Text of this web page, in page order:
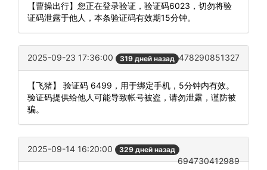
【曹操出行】您正在登录验证，验证码6023，切勿将验
证码泄露于他人，本条验证码有效期15分钟。
2025-09-23 17:36:00 319 дней назад 478290851327
【飞猪】 验证码 6499，用于绑定手机，5分钟内有效。
验证码提供给他人可能导致帐号被盗，请勿泄露，谨防被
骗。
2025-09-14 16:20:00 329 дней назад
694730412989